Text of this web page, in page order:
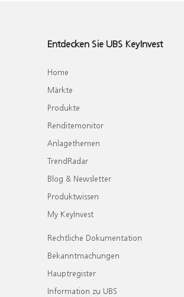
Entdecken Sie UBS KeyInvest
Home
Märkte
Produkte
Renditemonitor
Anlagethemen
TrendRadar
Blog & Newsletter
Produktwissen
My KeyInvest
Rechtliche Dokumentation
Bekanntmachungen
Hauptregister
Information zu UBS